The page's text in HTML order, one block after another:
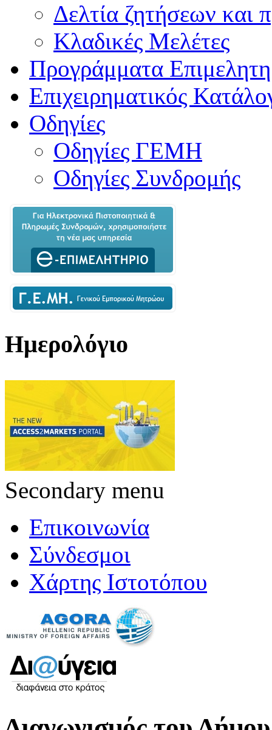
Δελτία ζητήσεων
Κλαδικές Μελέτες
Προγράμματα
Επιχειρηματικός
Οδηγίες
Οδηγίες ΓΕΜΗ
Οδηγίες Συνδρομής
Ημερολόγιο
Secondary menu
Επικοινωνία
Σύνδεσμοι
Χάρτης Ιστοτόπου